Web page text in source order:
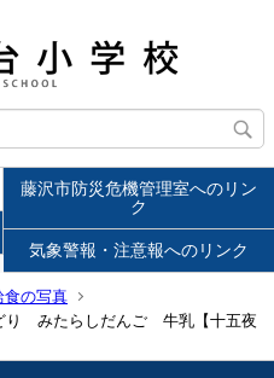
藤沢市防災危機管理室へのリン
ク
気象警報・注意報へのリンク
食の写真
みたらしだんご 牛乳【十五夜